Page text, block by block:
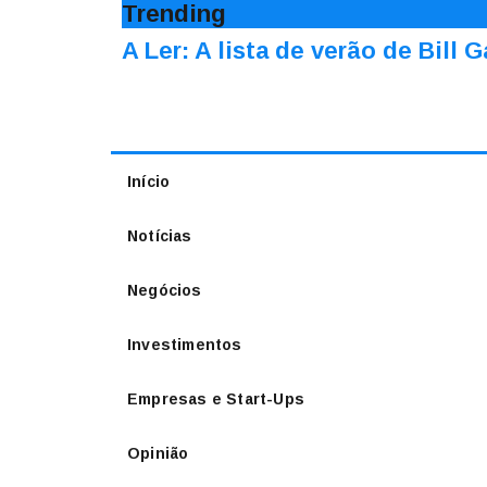
Trending
A Ler: A lista de verão de Bill
Início
Notícias
Negócios
Investimentos
Empresas e Start-Ups
Opinião